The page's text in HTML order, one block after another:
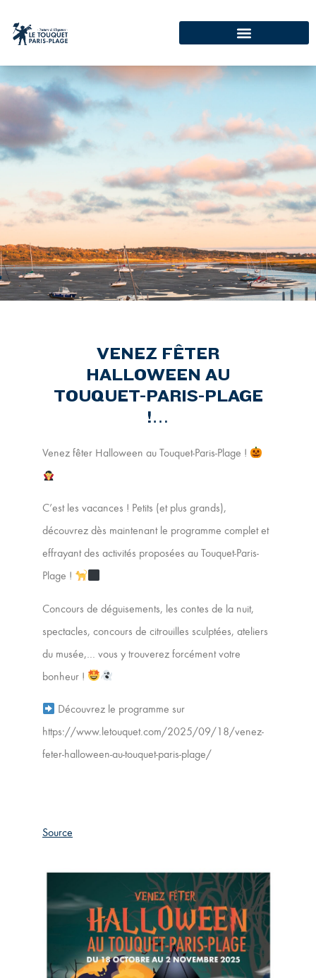
VENEZ FÊTER
HALLOWEEN AU
TOUQUET-PARIS-PLAGE
!…
Venez fêter Halloween au Touquet-Paris-Plage !
C’est les vacances ! Petits (et plus grands),
découvrez dès maintenant le programme complet et
effrayant des activités proposées au Touquet-Paris-
Plage !
Concours de déguisements, les contes de la nuit,
spectacles, concours de citrouilles sculptées, ateliers
du musée,… vous y trouverez forcément votre
bonheur !
Découvrez le programme sur
https://www.letouquet.com/2025/09/18/venez-
feter-halloween-au-touquet-paris-plage/
Source